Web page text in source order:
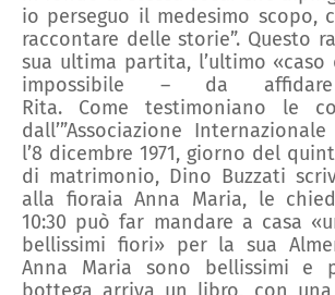
io perseguo il medesimo scopo,
raccontare delle storie”. Questo
sua ultima partita, l’ultimo «caso
impossibile – da
Rita. Come testimoniano le
dall’”Associazione
l’8 dicembre 1971, giorno del
di matrimonio, Dino Buzzati
alla fioraia Anna Maria,le
10:30 può far mandare a casa
bellissimi fiori» per la sua
Anna Maria sono bellissimi e